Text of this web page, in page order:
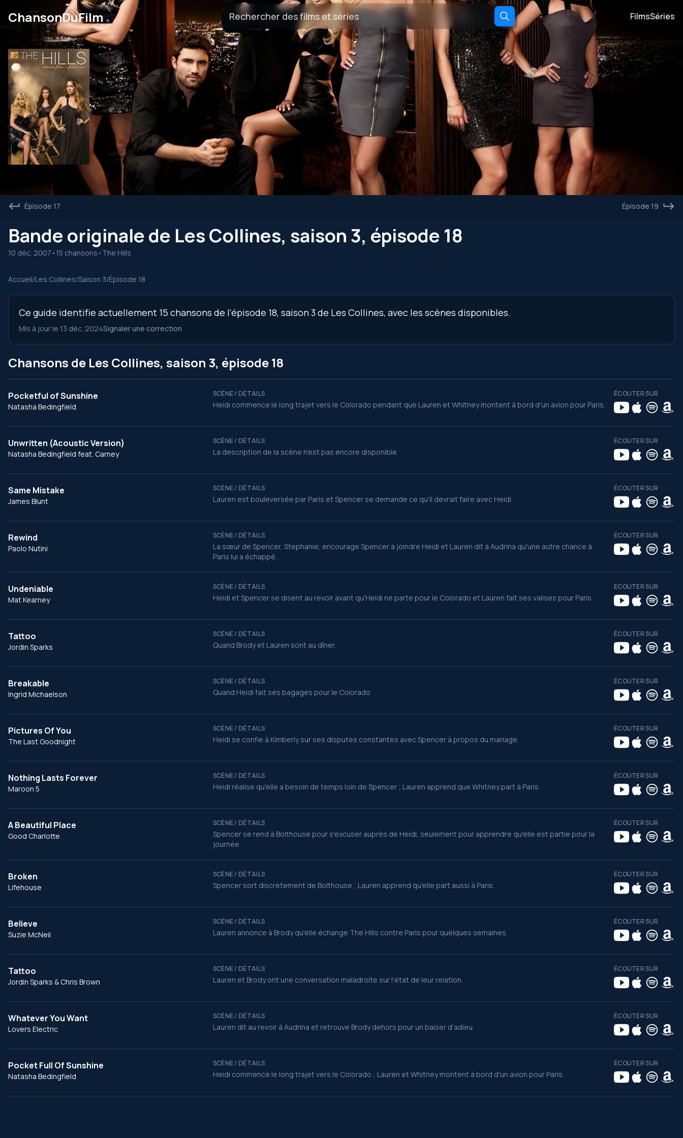
ChansonDuFilm․ FilmsSéries
Épisode 17 Épisode 19
Bande originale de Les Collines, saison 3, épisode 18
10 déc. 2007 • 15 chansons • The Hills
Accueil/Les Collines/Saison 3/Épisode 18
Ce guide identifie actuellement 15 chansons de l’épisode 18, saison 3 de Les Collines, avec les scènes disponibles.
Mis à jour le 13 déc. 2024Signaler une correction
Chansons de Les Collines, saison 3, épisode 18
Pocketful of Sunshine
Natasha Bedingfield
SCÈNE / DÉTAILS
Heidi commence le long trajet vers le Colorado pendant que Lauren et Whitney montent à bord d'un avion pour Paris.
ÉCOUTER SUR
Unwritten (Acoustic Version)
Natasha Bedingfield feat. Carney
SCÈNE / DÉTAILS
La description de la scène n’est pas encore disponible.
ÉCOUTER SUR
Same Mistake
James Blunt
SCÈNE / DÉTAILS
Lauren est bouleversée par Paris et Spencer se demande ce qu'il devrait faire avec Heidi.
ÉCOUTER SUR
Rewind
Paolo Nutini
SCÈNE / DÉTAILS
La sœur de Spencer, Stephanie, encourage Spencer à joindre Heidi et Lauren dit à Audrina qu'une autre chance à
Paris lui a échappé.
ÉCOUTER SUR
Undeniable
Mat Kearney
SCÈNE / DÉTAILS
Heidi et Spencer se disent au revoir avant qu'Heidi ne parte pour le Colorado et Lauren fait ses valises pour Paris.
ÉCOUTER SUR
Tattoo
Jordin Sparks
SCÈNE / DÉTAILS
Quand Brody et Lauren sont au dîner.
ÉCOUTER SUR
Breakable
Ingrid Michaelson
SCÈNE / DÉTAILS
Quand Heidi fait ses bagages pour le Colorado
ÉCOUTER SUR
Pictures Of You
The Last Goodnight
SCÈNE / DÉTAILS
Heidi se confie à Kimberly sur ses disputes constantes avec Spencer à propos du mariage.
ÉCOUTER SUR
Nothing Lasts Forever
Maroon 5
SCÈNE / DÉTAILS
Heidi réalise qu'elle a besoin de temps loin de Spencer ; Lauren apprend que Whitney part à Paris.
ÉCOUTER SUR
A Beautiful Place
Good Charlotte
SCÈNE / DÉTAILS
Spencer se rend à Bolthouse pour s'excuser auprès de Heidi, seulement pour apprendre qu'elle est partie pour la
journée.
ÉCOUTER SUR
Broken
Lifehouse
SCÈNE / DÉTAILS
Spencer sort discrètement de Bolthouse ; Lauren apprend qu'elle part aussi à Paris.
ÉCOUTER SUR
Believe
Suzie McNeil
SCÈNE / DÉTAILS
Lauren annonce à Brody qu'elle échange The Hills contre Paris pour quelques semaines.
ÉCOUTER SUR
Tattoo
Jordin Sparks & Chris Brown
SCÈNE / DÉTAILS
Lauren et Brody ont une conversation maladroite sur l'état de leur relation.
ÉCOUTER SUR
Whatever You Want
Lovers Electric
SCÈNE / DÉTAILS
Lauren dit au revoir à Audrina et retrouve Brody dehors pour un baiser d'adieu.
ÉCOUTER SUR
Pocket Full Of Sunshine
Natasha Bedingfield
SCÈNE / DÉTAILS
Heidi commence le long trajet vers le Colorado ; Lauren et Whitney montent à bord d'un avion pour Paris.
ÉCOUTER SUR